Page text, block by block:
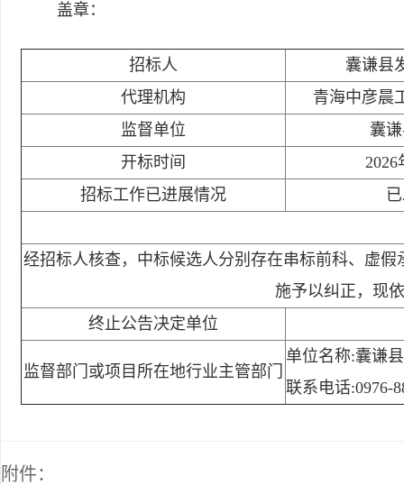
盖章：
招标人
囊谦县
代理机构
青海中彦晨
监督单位
囊
开标时间
2026
招标工作已进展情况
经招标人核查，中标候选人分别存在串标前科、虚
施予以纠正，现
终止公告决定单位
监督部门或项目所在地行业主管部门
单位名称:囊谦
联系电话:0976-
附件：